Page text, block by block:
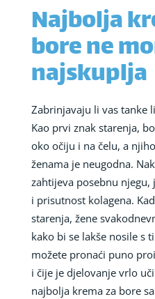
Najbolja
bore ne
najskuplja
Zabrinjavaju li vas tanke
Kao prvi znak starenja,
oko očiju i na čelu, a
ženama je neugodna.
zahtijeva posebnu
i prisutnost kolagena.
starenja, žene
kako bi se lakše nosile s
možete pronaći puno
i čije je djelovanje vrlo
najbolja krema za bore